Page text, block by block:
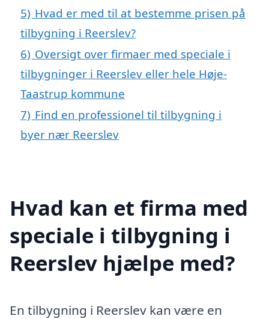
5) Hvad er med til at bestemme prisen på
tilbygning i Reerslev?
6) Oversigt over firmaer med speciale i
tilbygninger i Reerslev eller hele Høje-
Taastrup kommune
7) Find en professionel til tilbygning i
byer nær Reerslev
Hvad kan et firma med
speciale i tilbygning i
Reerslev hjælpe med?
En tilbygning i Reerslev kan være en